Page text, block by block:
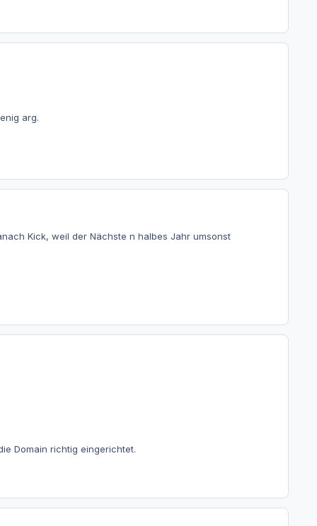
arg.
Kick, weil der Nächste n halbes Jahr umsonst
Domain richtig eingerichtet.